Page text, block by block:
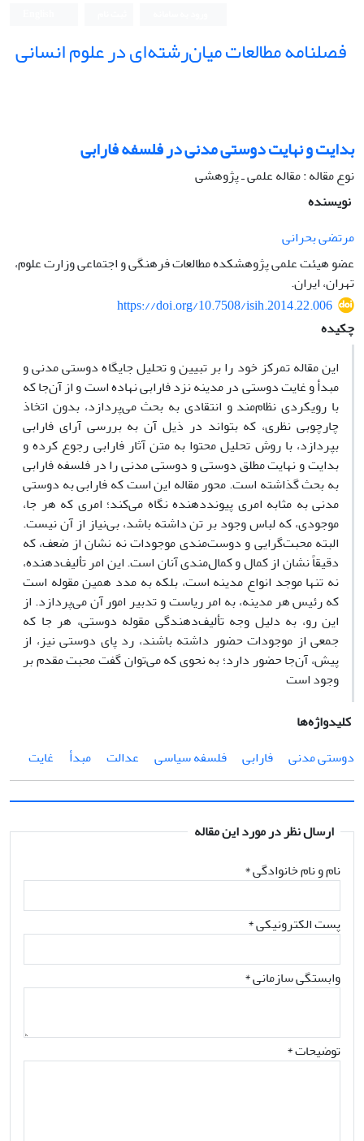
فصلنامه مطالعات میان‌رشته‌ای در علوم انسانی
بدایت و نهایت دوستی مدنی در فلسفه فارابی
نوع مقاله : مقاله علمی ـ پژوهشی
نویسنده
مرتضی بحرانی
عضو هیئت علمی پژوهشکده مطالعات فرهنگی و اجتماعی وزارت علوم،
تهران، ایران.
https://doi.org/10.7508/isih.2014.22.006
چکیده
این مقاله تمرکز خود را بر تبیین و تحلیل جایگاه دوستی مدنی و
مبدأ و غایت دوستی در مدینه نزد فارابی نهاده است و از آن‌جا که
با رویکردی نظام‌مند و انتقادی به بحث می‌پردازد، بدون اتخاذ
چارچوبی نظری، که بتواند در ذیل آن به بررسی آرای فارابی
بپردازد، با روش تحلیل محتوا به متن آثار فارابی رجوع کرده و
بدایت و نهایت مطلق دوستی و دوستی مدنی را در فلسفه فارابی
به بحث گذاشته است. محور مقاله این است که فارابی به دوستی
مدنی به مثابه امری پیونددهنده نگاه می‌کند؛ امری که هر جا،
موجودی، که لباس وجود بر تن داشته باشد، بی‌نیاز از آن نیست.
البته محبت‌گرایی و دوست‌مندی موجودات نه نشان از ضعف، که
دقیقاً نشان از کمال و کمال‌مندی آنان است. این امر تألیف‌دهنده،
نه تنها موجد انواع مدینه است، بلکه به مدد همین مقوله است
که رئیس هر مدینه، به امر ریاست و تدبیر امور آن می‌پردازد. از
این رو، به دلیل وجه تألیف‌دهندگی مقوله دوستی،‌ هر جا که
جمعی از موجودات حضور داشته باشند، رد پای دوستی نیز، از
پیش، آن‌جا حضور دارد؛ به نحوی که می‌توان گفت محبت مقدم بر
وجود است
کلیدواژه‌ها
دوستی مدنی
فارابی فلسفه سیاسی عدالت مبدأ غایت
ارسال نظر در مورد این مقاله
نام و نام خانوادگی*
پست الکترونیکی*
وابستگی سازمانی *
توضیحات *